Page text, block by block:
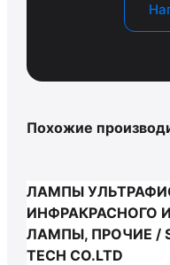
Похожие
ЛАМПЫ
ИНФРАКРАСНОГО
ЛАМПЫ, ПРОЧИЕ /
TECH CO.LTD